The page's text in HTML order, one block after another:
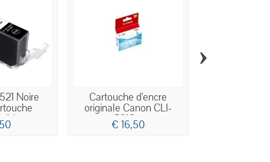
Noire Cartouche d'encre
originale Canon CLI-
521C...
€ 16,50
›